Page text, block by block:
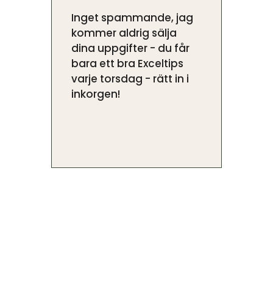
Inget spammande, jag
kommer aldrig sälja
dina uppgifter - du får
bara ett bra Exceltips
varje torsdag - rätt in i
inkorgen!